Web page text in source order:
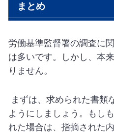
まとめ
労働基準監督署の調査に
は多いです。しかし、本
りません。
まずは、求められた書類
ようにしましょう。もし
れた場合は、指摘された